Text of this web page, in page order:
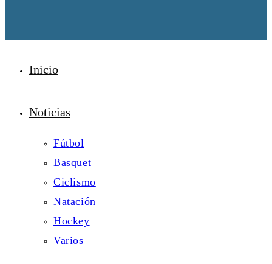
Inicio
Noticias
Fútbol
Basquet
Ciclismo
Natación
Hockey
Varios